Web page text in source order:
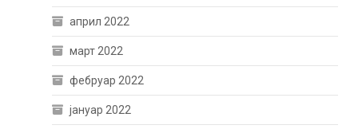
април 2022
март 2022
фебруар 2022
јануар 2022